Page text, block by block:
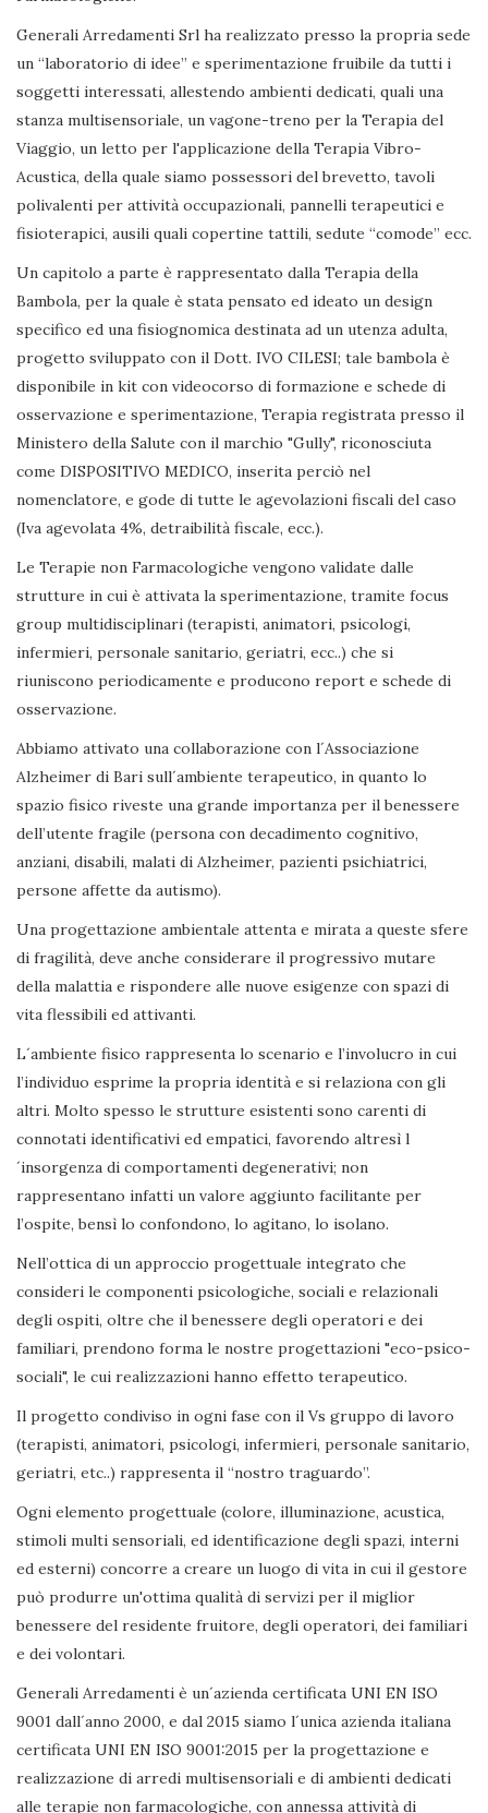
Generali Arredamenti Srl ha realizzato presso la propria sede
un “laboratorio di idee” e sperimentazione fruibile da tutti i
soggetti interessati, allestendo ambienti dedicati, quali una
stanza multisensoriale, un vagone-treno per la Terapia del
Viaggio, un letto per l'applicazione della Terapia Vibro-
Acustica, della quale siamo possessori del brevetto, tavoli
polivalenti per attività occupazionali, pannelli terapeutici e
fisioterapici, ausili quali copertine tattili, sedute “comode” ecc.
Un capitolo a parte è rappresentato dalla Terapia della
Bambola, per la quale è stata pensato ed ideato un design
specifico ed una fisiognomica destinata ad un utenza adulta,
progetto sviluppato con il Dott. IVO CILESI; tale bambola è
disponibile in kit con videocorso di formazione e schede di
osservazione e sperimentazione, Terapia registrata presso il
Ministero della Salute con il marchio "Gully", riconosciuta
come DISPOSITIVO MEDICO, inserita perciò nel
nomenclatore, e gode di tutte le agevolazioni fiscali del caso
(Iva agevolata 4%, detraibilità fiscale, ecc.).
Le Terapie non Farmacologiche vengono validate dalle
strutture in cui è attivata la sperimentazione, tramite focus
group multidisciplinari (terapisti, animatori, psicologi,
infermieri, personale sanitario, geriatri, ecc..) che si
riuniscono periodicamente e producono report e schede di
osservazione.
Abbiamo attivato una collaborazione con l´Associazione
Alzheimer di Bari sull´ambiente terapeutico, in quanto lo
spazio fisico riveste una grande importanza per il benessere
dell’utente fragile (persona con decadimento cognitivo,
anziani, disabili, malati di Alzheimer, pazienti psichiatrici,
persone affette da autismo).
Una progettazione ambientale attenta e mirata a queste sfere
di fragilità, deve anche considerare il progressivo mutare
della malattia e rispondere alle nuove esigenze con spazi di
vita flessibili ed attivanti.
L´ambiente fisico rappresenta lo scenario e l’involucro in cui
l’individuo esprime la propria identità e si relaziona con gli
altri. Molto spesso le strutture esistenti sono carenti di
connotati identificativi ed empatici, favorendo altresì l
´insorgenza di comportamenti degenerativi; non
rappresentano infatti un valore aggiunto facilitante per
l’ospite, bensì lo confondono, lo agitano, lo isolano.
Nell’ottica di un approccio progettuale integrato che
consideri le componenti psicologiche, sociali e relazionali
degli ospiti, oltre che il benessere degli operatori e dei
familiari, prendono forma le nostre progettazioni "eco-psico-
sociali", le cui realizzazioni hanno effetto terapeutico.
Il progetto condiviso in ogni fase con il Vs gruppo di lavoro
(terapisti, animatori, psicologi, infermieri, personale sanitario,
geriatri, etc..) rappresenta il “nostro traguardo”.
Ogni elemento progettuale (colore, illuminazione, acustica,
stimoli multi sensoriali, ed identificazione degli spazi, interni
ed esterni) concorre a creare un luogo di vita in cui il gestore
può produrre un'ottima qualità di servizi per il miglior
benessere del residente fruitore, degli operatori, dei familiari
e dei volontari.
Generali Arredamenti è un´azienda certificata UNI EN ISO
9001 dall´anno 2000, e dal 2015 siamo l´unica azienda italiana
certificata UNI EN ISO 9001:2015 per la progettazione e
realizzazione di arredi multisensoriali e di ambienti dedicati
alle terapie non farmacologiche, con annessa attività di